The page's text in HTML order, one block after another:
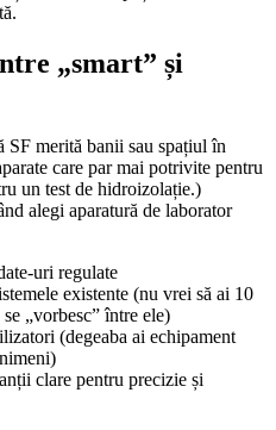
„smart” și
SF merită banii sau spațiul în
care par mai potrivite pentru
un test de hidroizolație.)
alegi aparatură de laborator
uri regulate
existente (nu vrei să ai 10
„vorbesc” între ele)
(degeaba ai echipament
clare pentru precizie și